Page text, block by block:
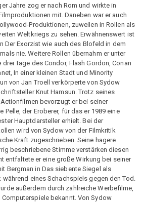
Jahre zog er nach Rom und wirkte in
mit. Daneben war er auch
Produktionen, zuweilen in Rollen als
Weltkriegs zu sehen. Erwähnenswert ist
Der Exorzist wie auch des Blofeld in dem
nie. Weitere Rollen übernahm er unter
drei Tage des Condor, Flash Gordon, Conan
In einer kleinen Stadt und Minority
von Jan Troell verkörperte von Sydow
Knut Hamsun. Trotz seines
bevorzugt er bei seiner
Pelle, der Eroberer, für das er 1989 eine
Hauptdarsteller erhielt. Bei der
wird von Sydow von der Filmkritik
Kraft zugeschrieben. Seine hagere
beschriebene Stimme verstärken diesen
entfaltete er eine große Wirkung bei seiner
Bergman in Das siebente Siegel als
eines Schachspiels gegen den Tod.
außerdem durch zahlreiche Werbefilme,
bekannt. Von Sydow